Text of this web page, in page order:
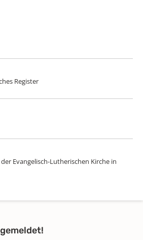
Register
Evangelisch-Lutherischen Kirche in